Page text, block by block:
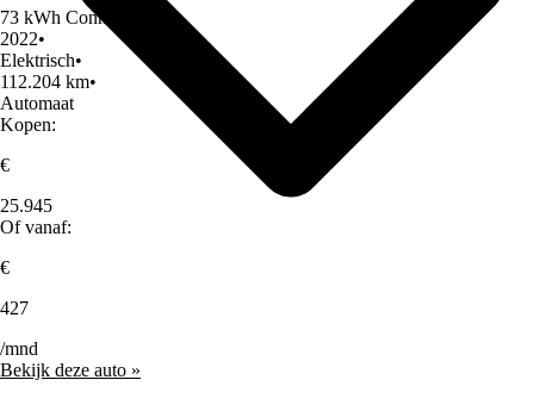
73 kWh Connect
2022•
Elektrisch•
112.204 km•
Automaat
Kopen:
€
25.945
Of vanaf:
€
427
/mnd
Bekijk deze auto »